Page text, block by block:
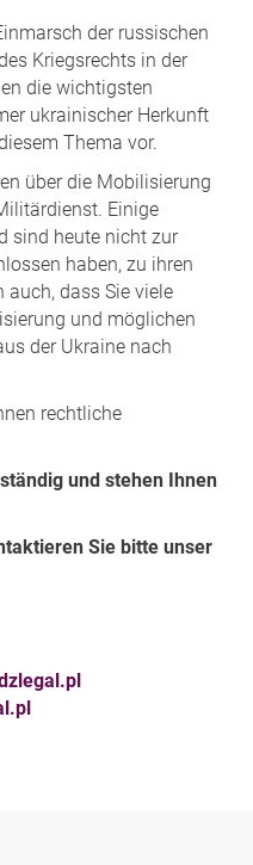
der russischen
Kriegsrechts in der
die wichtigsten
ukrainischer Herkunft
Thema vor.
über die Mobilisierung
Einige
sind heute nicht zur
haben, zu ihren
auch, dass Sie viele
und möglichen
der Ukraine nach
rechtliche
und stehen Ihnen
Sie bitte unser